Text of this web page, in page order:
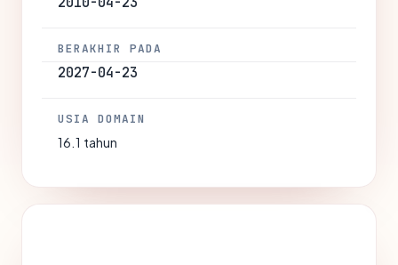
BERAKHIR PADA
2027-04-23
USIA DOMAIN
16.1 tahun